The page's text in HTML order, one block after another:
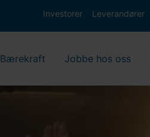
Investorer Leverandører
Bærekraft Jobbe hos oss